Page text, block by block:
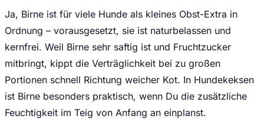
Ja, Birne ist für viele Hunde als kleines Obst-Extra in
Ordnung – vorausgesetzt, sie ist naturbelassen und
kernfrei. Weil Birne sehr saftig ist und Fruchtzucker
mitbringt, kippt die Verträglichkeit bei zu großen
Portionen schnell Richtung weicher Kot. In Hundekeksen
ist Birne besonders praktisch, wenn Du die zusätzliche
Feuchtigkeit im Teig von Anfang an einplanst.